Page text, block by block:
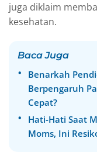
juga diklaim
kesehatan.
Baca Juga
Benarkah
Berpengaruh
Cepat?
Hati-Hati Saat
Moms, Ini